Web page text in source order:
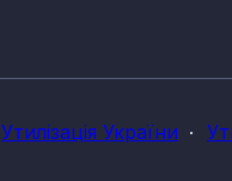
Утилізація України